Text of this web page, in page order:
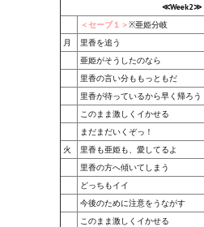
Kitana HGEC
Apella CBBE SSE BodySlide (with
Apella 2.0 CBBE SSE BodySlide
Kitana CBBE SSE BodySlide (with
Nekomimi
New Light Skyrim SE
≪Week2≫
＜セーブ１＞※亜姫分岐
月
里香を追う
亜姫がそうしたのなら
里香の言い分ももっともだ
里香が待っているから早く帰ろう
このまま激しくイかせる
まだまだいくぞっ！
火
里香も亜姫も、愛してるよ
里香の方へ傾いてしまう
どっちもイイ
今後のために注意をうながす
このまま激しくイかせる